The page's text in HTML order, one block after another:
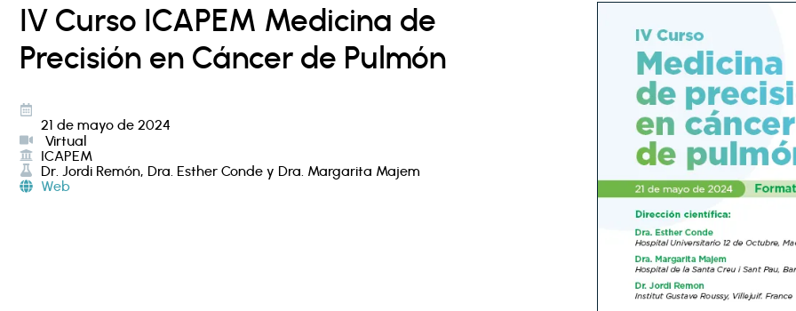
IV Curso ICAPEM Medicina de
Precisión en Cáncer de Pulmón
21 de mayo de 2024
Virtual
ICAPEM
Dr. Jordi Remón, Dra. Esther Conde y Dra. Margarita Majem
Web